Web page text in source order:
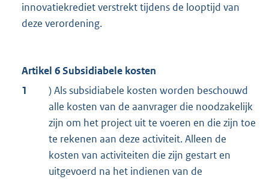
innovatiekrediet verstrekt tijdens de looptijd van
deze verordening.
Artikel 6 Subsidiabele kosten
1
) Als subsidiabele kosten worden beschouwd
alle kosten van de aanvrager die noodzakelijk
zijn om het project uit te voeren en die zijn toe
te rekenen aan deze activiteit. Alleen de
kosten van activiteiten die zijn gestart en
uitgevoerd na het indienen van de